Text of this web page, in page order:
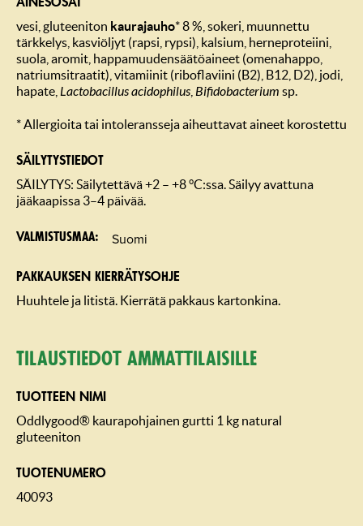
vesi, gluteeniton kaurajauho* 8 %, sokeri, muunnettu
tärkkelys, kasviöljyt (rapsi, rypsi), kalsium, herneproteiini,
suola, aromit, happamuudensäätöaineet (omenahappo,
natriumsitraatit), vitamiinit (riboflaviini (B2), B12, D2), jodi,
hapate, Lactobacillus acidophilus Bifidobacterium sp.
* Allergioita tai intoleransseja aiheuttavat aineet korostettu
SÄILYTYSTIEDOT
SÄILYTYS: Säilytettävä +2 – +8 °C:ssa. Säilyy avattuna
jääkaapissa 3–4 päivää.
Valmistusmaa Suomi
PAKKAUKSEN KIERRÄTYSOHJE
Huuhtele ja litistä. Kierrätä pakkaus kartonkina.
Tilaustiedot ammattilaisille
TUOTTEEN NIMI
Oddlygood® kaurapohjainen gurtti 1 kg natural
gluteeniton
TUOTENUMERO
40093